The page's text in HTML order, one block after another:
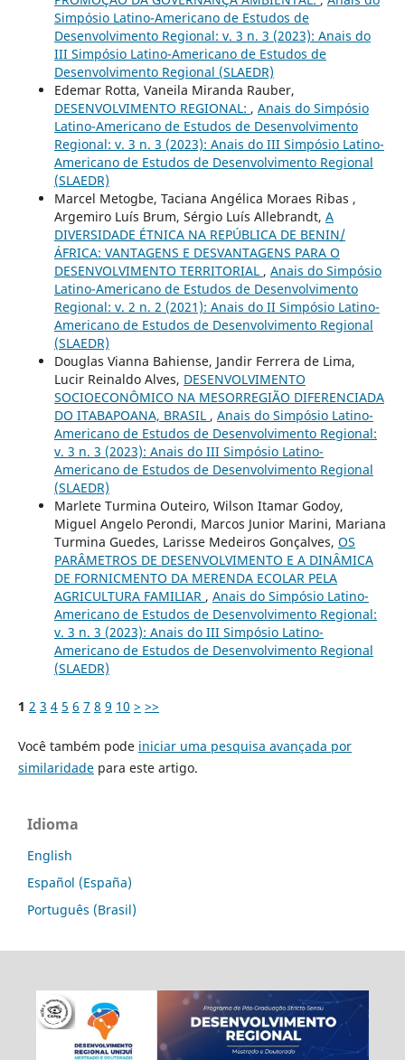
Simpósio Latino-Americano de Estudos de
Desenvolvimento Regional: v. 3 n. 3 (2023): Anais do
III Simpósio Latino-Americano de Estudos de
Desenvolvimento Regional (SLAEDR)
Edemar Rotta, Vaneila Miranda Rauber,
DESENVOLVIMENTO REGIONAL: , Anais do Simpósio
Latino-Americano de Estudos de Desenvolvimento
Regional: v. 3 n. 3 (2023): Anais do III Simpósio Latino-
Americano de Estudos de Desenvolvimento Regional
(SLAEDR)
Marcel Metogbe, Taciana Angélica Moraes Ribas ,
Argemiro Luís Brum, Sérgio Luís Allebrandt, A
DIVERSIDADE ÉTNICA NA REPÚBLICA DE BENIN/
ÁFRICA: VANTAGENS E DESVANTAGENS PARA O
DESENVOLVIMENTO TERRITORIAL , Anais do Simpósio
Latino-Americano de Estudos de Desenvolvimento
Regional: v. 2 n. 2 (2021): Anais do II Simpósio Latino-
Americano de Estudos de Desenvolvimento Regional
(SLAEDR)
Douglas Vianna Bahiense, Jandir Ferrera de Lima,
Lucir Reinaldo Alves, DESENVOLVIMENTO
SOCIOECONÔMICO NA MESORREGIÃO DIFERENCIADA
DO ITABAPOANA, BRASIL , Anais do Simpósio Latino-
Americano de Estudos de Desenvolvimento Regional:
v. 3 n. 3 (2023): Anais do III Simpósio Latino-
Americano de Estudos de Desenvolvimento Regional
(SLAEDR)
Marlete Turmina Outeiro, Wilson Itamar Godoy,
Miguel Angelo Perondi, Marcos Junior Marini, Mariana
Turmina Guedes, Larisse Medeiros Gonçalves, OS
PARÂMETROS DE DESENVOLVIMENTO E A DINÂMICA
DE FORNICMENTO DA MERENDA ECOLAR PELA
AGRICULTURA FAMILIAR , Anais do Simpósio Latino-
Americano de Estudos de Desenvolvimento Regional:
v. 3 n. 3 (2023): Anais do III Simpósio Latino-
Americano de Estudos de Desenvolvimento Regional
(SLAEDR)
1 2 3 4 5 6 7 8 9 10 > >>
Você também pode iniciar uma pesquisa avançada por
similaridadepara este artigo.
Idioma
English
Español (España)
Português (Brasil)